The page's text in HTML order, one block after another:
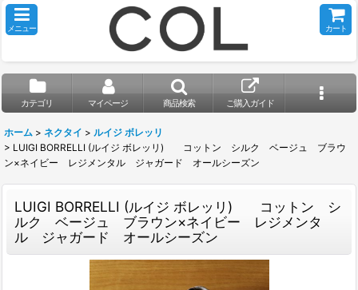
メニュー カート
カテゴリ マイページ 商品検索 ご購入ガイド
ホーム > ネクタイ > ルイジ ボレッリ
> LUIGI BORRELLI (ルイジ ボレッリ) コットン シルク ベージュ ブラウ
ン×ネイビー レジメンタル ジャガード オールシーズン
LUIGI BORRELLI (ルイジ ボレッリ) コットン シ
ルク ベージュ ブラウン×ネイビー レジメンタ
ル ジャガード オールシーズン